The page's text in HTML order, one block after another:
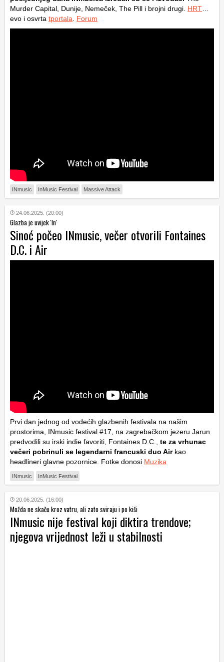
Murder Capital, Dunije, Nemeček, The Pill i brojni drugi. HRT
evo i osvrta tportala Forum
INmusic InMusic Festival Massive Attack
24.06.2025. (20:00)
Glazba je uvijek 'In'
Sinoć počeo INmusic, večer otvorili Fontaines
D.C. i Air
Prvi dan jednog od vodećih glazbenih festivala na našim
prostorima, INmusic festival #17, na zagrebačkom jezeru Jarun
predvodili su irski indie favoriti, Fontaines D.C., te za vrhunac
večeri pobrinuli se legendarni francuski duo Airkao
headlineri glavne pozornice. Fotke donosi Muzika
INmusic InMusic Festival
20.06.2025. (16:00)
Možda ne skaču kroz vatru, ali zato sviraju i po kiši
INmusic nije festival koji diktira trendove;
njegova vrijednost leži u stabilnosti